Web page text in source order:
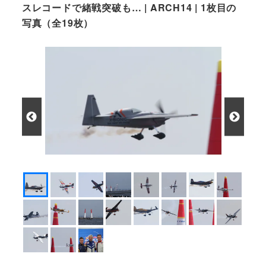
スレコードで緒戦突破も… | ARCH14 | 1枚目の
写真（全19枚）